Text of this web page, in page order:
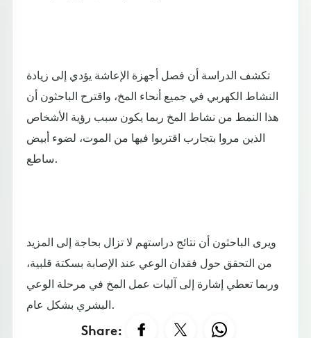
تكشف الدراسة أن فصل أجهزة الإعاشة يؤدي إلى زيادة
النشاط الكهربي في جميع أنحاء المخ، واقترح الباحثون أن
هذا النمط من نشاط المخ ربما يكون سبب رؤية الأشخاص
الذين مروا بتجارب اقتربوا فيها من الموت، لضوء أبيض
ساطع.
ويرى الباحثون أن نتائج دراستهم لا تزال بحاجة إلى المزيد
من التحقق حول فقدان الوعي عند الإصابة بسكتة قلبية،
وربما تعطي إشارة إلى آليات عمل المخ في مرحلة الوعي
البشري بشكل عام.
Share: